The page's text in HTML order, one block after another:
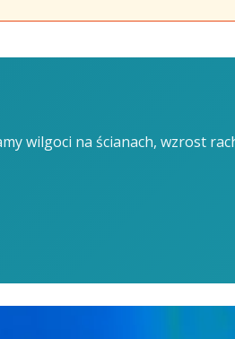
wilgoci na ścianach, wzrost